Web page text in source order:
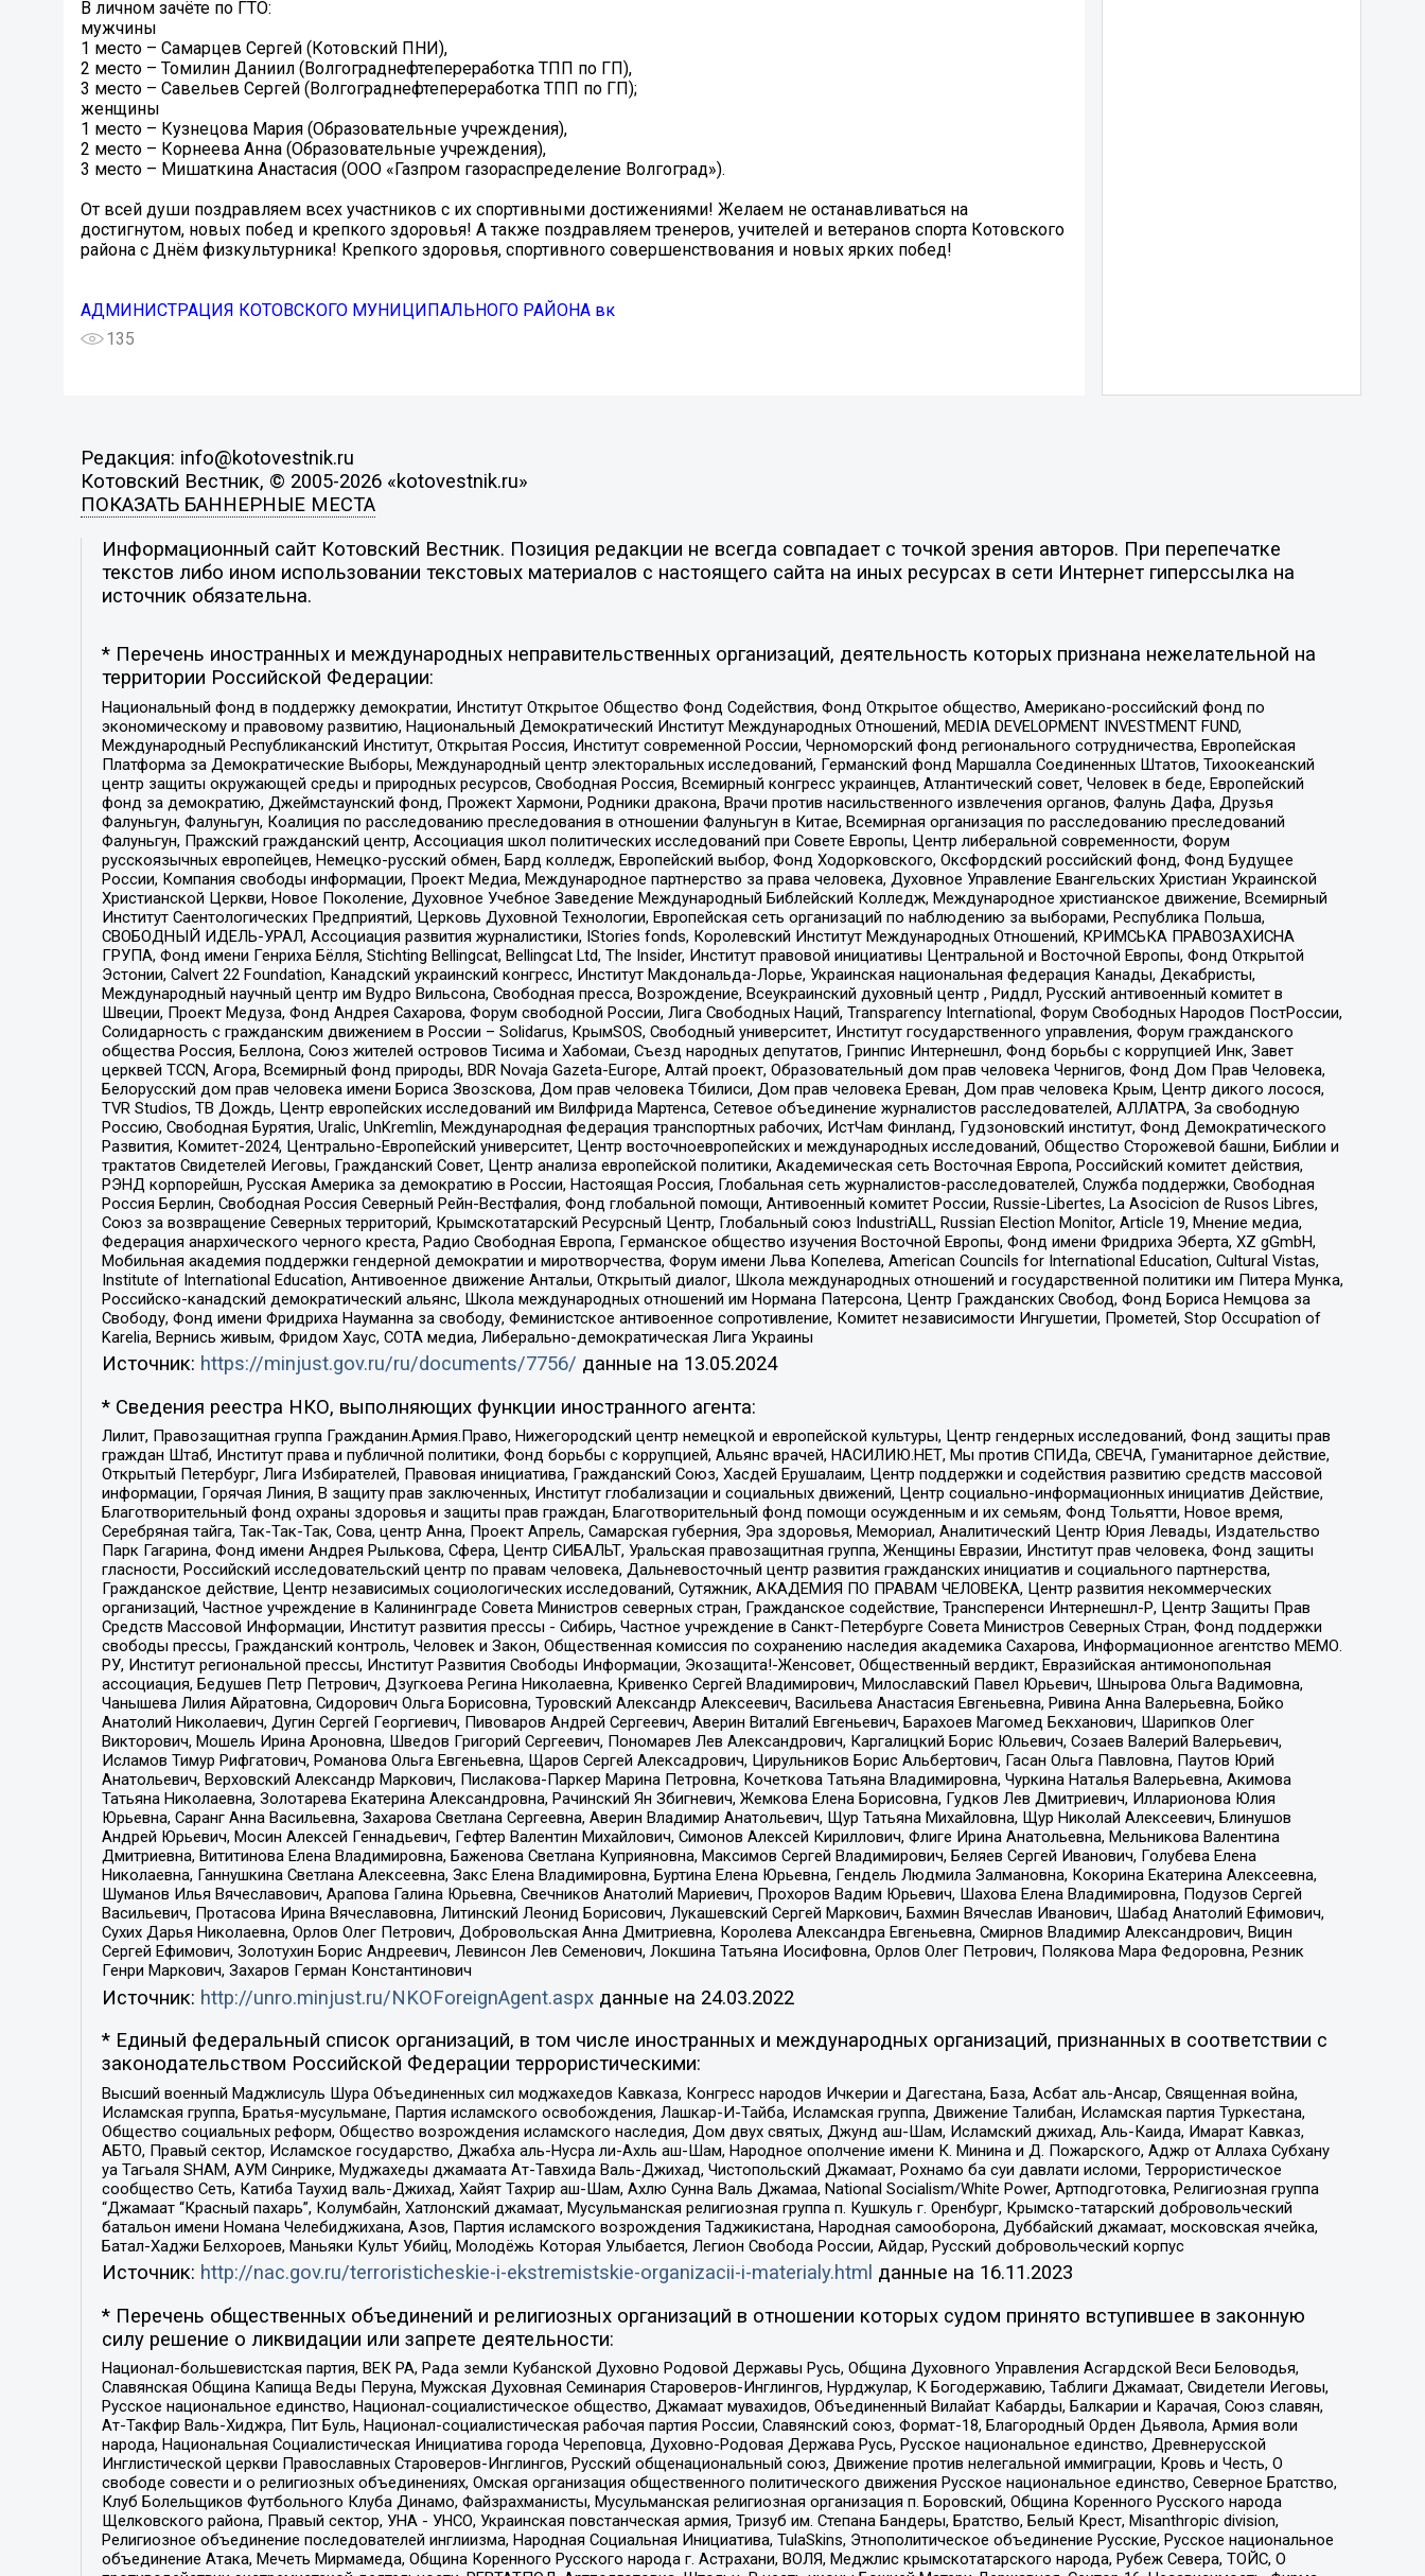
В личном зачёте по ГТО:
мужчины
1 место – Самарцев Сергей (Котовский ПНИ),
2 место – Томилин Даниил (Волгограднефтепереработка ТПП по ГП),
3 место – Савельев Сергей (Волгограднефтепереработка ТПП по ГП);
женщины
1 место – Кузнецова Мария (Образовательные учреждения),
2 место – Корнеева Анна (Образовательные учреждения),
3 место – Мишаткина Анастасия (ООО «Газпром газораспределение Волгоград»).
От всей души поздравляем всех участников с их спортивными достижениями! Желаем не останавливаться на
достигнутом, новых побед и крепкого здоровья! А также поздравляем тренеров, учителей и ветеранов спорта Котовского
района с Днём физкультурника! Крепкого здоровья, спортивного совершенствования и новых ярких побед!
АДМИНИСТРАЦИЯ КОТОВСКОГО МУНИЦИПАЛЬНОГО РАЙОНА вк
135
Редакция: info@kotovestnik.ru
Котовский Вестник, © 2005-2026 «kotovestnik.ru»
ПОКАЗАТЬ БАННЕРНЫЕ МЕСТА
Информационный сайт Котовский Вестник. Позиция редакции не всегда совпадает с точкой зрения авторов. При перепечатке
текстов либо ином использовании текстовых материалов с настоящего сайта на иных ресурсах в сети Интернет гиперссылка на
источник обязательна.
* Перечень иностранных и международных неправительственных организаций, деятельность которых признана нежелательной на
территории Российской Федерации:
Национальный фонд в поддержку демократии, Институт Открытое Общество Фонд Содействия, Фонд Открытое общество, Американо-российский фонд по
экономическому и правовому развитию, Национальный Демократический Институт Международных Отношений, MEDIA DEVELOPMENT INVESTMENT FUND,
Международный Республиканский Институт, Открытая Россия, Институт современной России, Черноморский фонд регионального сотрудничества, Европейская
Платформа за Демократические Выборы, Международный центр электоральных исследований, Германский фонд Маршалла Соединенных Штатов, Тихоокеанский
центр защиты окружающей среды и природных ресурсов, Свободная Россия, Всемирный конгресс украинцев, Атлантический совет, Человек в беде, Европейский
фонд за демократию, Джеймстаунский фонд, Прожект Хармони, Родники дракона, Врачи против насильственного извлечения органов, Фалунь Дафа, Друзья
Фалуньгун, Фалуньгун, Коалиция по расследованию преследования в отношении Фалуньгун в Китае, Всемирная организация по расследованию преследований
Фалуньгун, Пражский гражданский центр, Ассоциация школ политических исследований при Совете Европы, Центр либеральной современности, Форум
русскоязычных европейцев, Немецко-русский обмен, Бард колледж, Европейский выбор, Фонд Ходорковского, Оксфордский российский фонд, Фонд Будущее
России, Компания свободы информации, Проект Медиа, Международное партнерство за права человека, Духовное Управление Евангельских Христиан Украинской
Христианской Церкви, Новое Поколение, Духовное Учебное Заведение Международный Библейский Колледж, Международное христианское движение, Всемирный
Институт Саентологических Предприятий, Церковь Духовной Технологии, Европейская сеть организаций по наблюдению за выборами, Республика Польша,
СВОБОДНЫЙ ИДЕЛЬ-УРАЛ, Ассоциация развития журналистики, IStories fonds, Королевский Институт Международных Отношений, КРИМСЬКА ПРАВОЗАХИСНА
ГРУПА, Фонд имени Генриха Бёлля, Stichting Bellingcat, Bellingcat Ltd, The Insider, Институт правовой инициативы Центральной и Восточной Европы, Фонд Открытой
Эстонии, Calvert 22 Foundation, Канадский украинский конгресс, Институт Макдональда-Лорье, Украинская национальная федерация Канады, Декабристы,
Международный научный центр им Вудро Вильсона, Свободная пресса, Возрождение, Всеукраинский духовный центр , Риддл, Русский антивоенный комитет в
Швеции, Проект Медуза, Фонд Андрея Сахарова, Форум свободной России, Лига Свободных Наций, Transparеncy International, Форум Свободных Народов ПостРоссии,
Солидарность с гражданским движением в России – Solidarus, КрымSOS, Свободный университет, Институт государственного управления, Форум гражданского
общества Россия, Беллона, Союз жителей островов Тисима и Хабомаи, Съезд народных депутатов, Гринпис Интернешнл, Фонд борьбы с коррупцией Инк, Завет
церквей TCCN, Агора, Всемирный фонд природы, BDR Novaja Gazeta-Europe, Алтай проект, Образовательный дом прав человека Чернигов, Фонд Дом Прав Человека,
Белорусский дом прав человека имени Бориса Звозскова, Дом прав человека Тбилиси, Дом прав человека Ереван, Дом прав человека Крым, Центр дикого лосося,
TVR Studios, ТВ Дождь, Центр европейских исследований им Вилфрида Мартенса, Сетевое объединение журналистов расследователей, АЛЛАТРА, За свободную
Россию, Свободная Бурятия, Uralic, UnKremlin, Международная федерация транспортных рабочих, ИстЧам Финланд, Гудзоновский институт, Фонд Демократического
Развития, Комитет-2024, Центрально-Европейский университет, Центр восточноевропейских и международных исследований, Общество Сторожевой башни, Библии и
трактатов Свидетелей Иеговы, Гражданский Совет, Центр анализа европейской политики, Академическая сеть Восточная Европа, Российский комитет действия,
РЭНД корпорейшн, Русская Америка за демократию в России, Настоящая Россия, Глобальная сеть журналистов-расследователей, Служба поддержки, Свободная
Россия Берлин, Свободная Россия Северный Рейн-Вестфалия, Фонд глобальной помощи, Антивоенный комитет России, Russie-Libertes, La Asocicion de Rusos Libres,
Союз за возвращение Северных территорий, Крымскотатарский Ресурсный Центр, Глобальный союз IndustriALL, Russian Election Monitor, Article 19, Мнение медиа,
Федерация анархического черного креста, Радио Свободная Европа, Германское общество изучения Восточной Европы, Фонд имени Фридриха Эберта, XZ gGmbH,
Мобильная академия поддержки гендерной демократии и миротворчества, Форум имени Льва Копелева, American Councils for International Education, Cultural Vistas,
Institute of International Education, Антивоенное движение Антальи, Открытый диалог, Школа международных отношений и государственной политики им Питера Мунка,
Российско-канадский демократический альянс, Школа международных отношений им Нормана Патерсона, Центр Гражданских Свобод, Фонд Бориса Немцова за
Свободу, Фонд имени Фридриха Науманна за свободу, Феминистское антивоенное сопротивление, Комитет независимости Ингушетии, Прометей, Stop Occupation of
Karelia, Вернись живым, Фридом Хаус, СОТА медиа, Либерально-демократическая Лига Украины
Источник: https://minjust.gov.ru/ru/documents/7756/ данные на 13.05.2024
* Сведения реестра НКО, выполняющих функции иностранного агента:
Лилит, Правозащитная группа Гражданин.Армия.Право, Нижегородский центр немецкой и европейской культуры, Центр гендерных исследований, Фонд защиты прав
граждан Штаб, Институт права и публичной политики, Фонд борьбы с коррупцией, Альянс врачей, НАСИЛИЮ.НЕТ, Мы против СПИДа, СВЕЧА, Гуманитарное действие,
Открытый Петербург, Лига Избирателей, Правовая инициатива, Гражданский Союз, Хасдей Ерушалаим, Центр поддержки и содействия развитию средств массовой
информации, Горячая Линия, В защиту прав заключенных, Институт глобализации и социальных движений, Центр социально-информационных инициатив Действие,
Благотворительный фонд охраны здоровья и защиты прав граждан, Благотворительный фонд помощи осужденным и их семьям, Фонд Тольятти, Новое время,
Серебряная тайга, Так-Так-Так, Сова, центр Анна, Проект Апрель, Самарская губерния, Эра здоровья, Мемориал, Аналитический Центр Юрия Левады, Издательство
Парк Гагарина, Фонд имени Андрея Рылькова, Сфера, Центр СИБАЛЬТ, Уральская правозащитная группа, Женщины Евразии, Институт прав человека, Фонд защиты
гласности, Российский исследовательский центр по правам человека, Дальневосточный центр развития гражданских инициатив и социального партнерства,
Гражданское действие, Центр независимых социологических исследований, Сутяжник, АКАДЕМИЯ ПО ПРАВАМ ЧЕЛОВЕКА, Центр развития некоммерческих
организаций, Частное учреждение в Калининграде Совета Министров северных стран, Гражданское содействие, Трансперенси Интернешнл-Р, Центр Защиты Прав
Средств Массовой Информации, Институт развития прессы - Сибирь, Частное учреждение в Санкт-Петербурге Совета Министров Северных Стран, Фонд поддержки
свободы прессы, Гражданский контроль, Человек и Закон, Общественная комиссия по сохранению наследия академика Сахарова, Информационное агентство МЕМО.
РУ, Институт региональной прессы, Институт Развития Свободы Информации, Экозащита!-Женсовет, Общественный вердикт, Евразийская антимонопольная
ассоциация, Бедушев Петр Петрович, Дзугкоева Регина Николаевна, Кривенко Сергей Владимирович, Милославский Павел Юрьевич, Шнырова Ольга Вадимовна,
Чанышева Лилия Айратовна, Сидорович Ольга Борисовна, Туровский Александр Алексеевич, Васильева Анастасия Евгеньевна, Ривина Анна Валерьевна, Бойко
Анатолий Николаевич, Дугин Сергей Георгиевич, Пивоваров Андрей Сергеевич, Аверин Виталий Евгеньевич, Барахоев Магомед Бекханович, Шарипков Олег
Викторович, Мошель Ирина Ароновна, Шведов Григорий Сергеевич, Пономарев Лев Александрович, Каргалицкий Борис Юльевич, Созаев Валерий Валерьевич,
Исламов Тимур Рифгатович, Романова Ольга Евгеньевна, Щаров Сергей Алексадрович, Цирульников Борис Альбертович, Гасан Ольга Павловна, Паутов Юрий
Анатольевич, Верховский Александр Маркович, Пислакова-Паркер Марина Петровна, Кочеткова Татьяна Владимировна, Чуркина Наталья Валерьевна, Акимова
Татьяна Николаевна, Золотарева Екатерина Александровна, Рачинский Ян Збигневич, Жемкова Елена Борисовна, Гудков Лев Дмитриевич, Илларионова Юлия
Юрьевна, Саранг Анна Васильевна, Захарова Светлана Сергеевна, Аверин Владимир Анатольевич, Щур Татьяна Михайловна, Щур Николай Алексеевич, Блинушов
Андрей Юрьевич, Мосин Алексей Геннадьевич, Гефтер Валентин Михайлович, Симонов Алексей Кириллович, Флиге Ирина Анатольевна, Мельникова Валентина
Дмитриевна, Вититинова Елена Владимировна, Баженова Светлана Куприяновна, Максимов Сергей Владимирович, Беляев Сергей Иванович, Голубева Елена
Николаевна, Ганнушкина Светлана Алексеевна, Закс Елена Владимировна, Буртина Елена Юрьевна, Гендель Людмила Залмановна, Кокорина Екатерина Алексеевна,
Шуманов Илья Вячеславович, Арапова Галина Юрьевна, Свечников Анатолий Мариевич, Прохоров Вадим Юрьевич, Шахова Елена Владимировна, Подузов Сергей
Васильевич, Протасова Ирина Вячеславовна, Литинский Леонид Борисович, Лукашевский Сергей Маркович, Бахмин Вячеслав Иванович, Шабад Анатолий Ефимович,
Сухих Дарья Николаевна, Орлов Олег Петрович, Добровольская Анна Дмитриевна, Королева Александра Евгеньевна, Смирнов Владимир Александрович, Вицин
Сергей Ефимович, Золотухин Борис Андреевич, Левинсон Лев Семенович, Локшина Татьяна Иосифовна, Орлов Олег Петрович, Полякова Мара Федоровна, Резник
Генри Маркович, Захаров Герман Константинович
Источник: http://unro.minjust.ru/NKOForeignAgent.aspxданные на 24.03.2022
* Единый федеральный список организаций, в том числе иностранных и международных организаций, признанных в соответствии с
законодательством Российской Федерации террористическими:
Высший военный Маджлисуль Шура Объединенных сил моджахедов Кавказа, Конгресс народов Ичкерии и Дагестана, База, Асбат аль-Ансар, Священная война,
Исламская группа, Братья-мусульмане, Партия исламского освобождения, Лашкар-И-Тайба, Исламская группа, Движение Талибан, Исламская партия Туркестана,
Общество социальных реформ, Общество возрождения исламского наследия, Дом двух святых, Джунд аш-Шам, Исламский джихад, Аль-Каида, Имарат Кавказ,
АБТО, Правый сектор, Исламское государство, Джабха аль-Нусра ли-Ахль аш-Шам, Народное ополчение имени К. Минина и Д. Пожарского, Аджр от Аллаха Субхану
уа Тагьаля SHAM, АУМ Синрике, Муджахеды джамаата Ат-Тавхида Валь-Джихад, Чистопольский Джамаат, Рохнамо ба суи давлати исломи, Террористическое
сообщество Сеть, Катиба Таухид валь-Джихад, Хайят Тахрир аш-Шам, Ахлю Сунна Валь Джамаа, National Socialism/White Power, Артподготовка, Религиозная группа
“Джамаат “Красный пахарь”, Колумбайн, Хатлонский джамаат, Мусульманская религиозная группа п. Кушкуль г. Оренбург, Крымско-татарский добровольческий
батальон имени Номана Челебиджихана, Азов, Партия исламского возрождения Таджикистана, Народная самооборона, Дуббайский джамаат, московская ячейка,
Батал-Хаджи Белхороев, Маньяки Культ Убийц, Молодёжь Которая Улыбается, Легион Свобода России, Айдар, Русский добровольческий корпус
Источник: http://nac.gov.ru/terroristicheskie-i-ekstremistskie-organizacii-i-materialy.html данные на 16.11.2023
* Перечень общественных объединений и религиозных организаций в отношении которых судом принято вступившее в законную
силу решение о ликвидации или запрете деятельности:
Национал-большевистская партия, ВЕК РА, Рада земли Кубанской Духовно Родовой Державы Русь, Община Духовного Управления Асгардской Веси Беловодья,
Славянская Община Капища Веды Перуна, Мужская Духовная Семинария Староверов-Инглингов, Нурджулар, К Богодержавию, Таблиги Джамаат, Свидетели Иеговы,
Русское национальное единство, Национал-социалистическое общество, Джамаат мувахидов, Объединенный Вилайат Кабарды, Балкарии и Карачая, Союз славян,
Ат-Такфир Валь-Хиджра, Пит Буль, Национал-социалистическая рабочая партия России, Славянский союз, Формат-18, Благородный Орден Дьявола, Армия воли
народа, Национальная Социалистическая Инициатива города Череповца, Духовно-Родовая Держава Русь, Русское национальное единство, Древнерусской
Инглистической церкви Православных Староверов-Инглингов, Русский общенациональный союз, Движение против нелегальной иммиграции, Кровь и Честь, О
свободе совести и о религиозных объединениях, Омская организация общественного политического движения Русское национальное единство, Северное Братство,
Клуб Болельщиков Футбольного Клуба Динамо, Файзрахманисты, Мусульманская религиозная организация п. Боровский, Община Коренного Русского народа
Щелковского района, Правый сектор, УНА - УНСО, Украинская повстанческая армия, Тризуб им. Степана Бандеры, Братство, Белый Крест, Misanthropic division,
Религиозное объединение последователей инглиизма, Народная Социальная Инициатива, TulaSkins, Этнополитическое объединение Русские, Русское национальное
объединение Атака, Мечеть Мирмамеда, Община Коренного Русского народа г. Астрахани, ВОЛЯ, Меджлис крымскотатарского народа, Рубеж Севера, ТОЙС, О